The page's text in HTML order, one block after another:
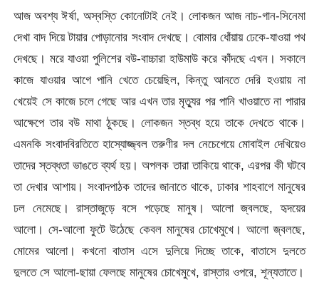
আজ অবশ্য ঈর্ষা, অস্বস্তি কোনোটাই নেই। লোকজন আজ নাচ-গান-সিনেমা
দেখা বাদ দিয়ে টায়ার পোড়ানোর সংবাদ দেখছে। বোমার ধোঁয়ায় ঢেকে-যাওয়া পথ
দেখছে। মরে যাওয়া পুলিশের বউ-বাচ্চারা হাউমাউ করে কাঁদছে এখন। সকালে
কাজে যাওয়ার আগে পানি খেতে চেয়েছিল, কিন্তু আনতে দেরি হওয়ায় না
খেয়েই সে কাজে চলে গেছে আর এখন তার মৃত্যুর পর পানি খাওয়াতে না পারার
আক্ষেপে তার বউ মাথা ঠুকছে। লোকজন স্তব্ধ হয়ে তাকে দেখতে থাকে।
এমনকি সংবাদবিরতিতে হাস্যোজ্জ্বল তরুণীর দল নেচেগেয়ে মোবাইল দেখিয়েও
তাদের স্তব্ধতা ভাঙতে ব্যর্থ হয়। অপলক তারা তাকিয়ে থাকে, এরপর কী ঘটবে
তা দেখার আশায়। সংবাদপাঠক তাদের জানাতে থাকে, ঢাকার শাহবাগে মানুষের
ঢল নেমেছে। রাস্তাজুড়ে বসে পড়েছে মানুষ। আলো জ্বলছে, হৃদয়ের
আলো। সে-আলো ফুটে উঠেছে কেবল মানুষের চোখেমুখে। আলো জ্বলছে,
মোমের আলো। কখনো বাতাস এসে দুলিয়ে দিচ্ছে তাকে, বাতাসে দুলতে
দুলতে সে আলো-ছায়া ফেলছে মানুষের চোখেমুখে, রাস্তার ওপরে, শূন্যতাতে।